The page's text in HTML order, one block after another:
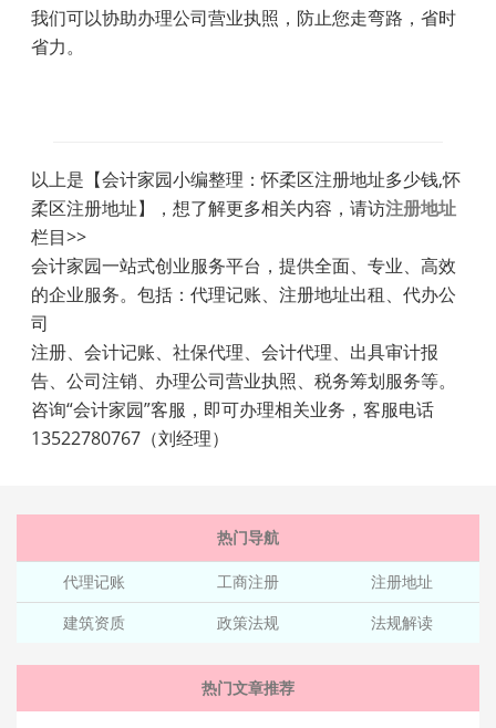
我们可以协助办理公司营业执照，防止您走弯路，省时
省力。
以上是【会计家园小编整理：怀柔区注册地址多少钱,怀
柔区注册地址】，想了解更多相关内容，请访注册地址
栏目>>
会计家园一站式创业服务平台，提供全面、专业、高效
的企业服务。包括：代理记账、注册地址出租、代办公
司
注册、会计记账、社保代理、会计代理、出具审计报
告、公司注销、办理公司营业执照、税务筹划服务等。
咨询“会计家园”客服，即可办理相关业务，客服电话
13522780767（刘经理）
热门导航
代理记账 工商注册
注册地址
建筑资质
政策法规 法规解读
热门文章推荐